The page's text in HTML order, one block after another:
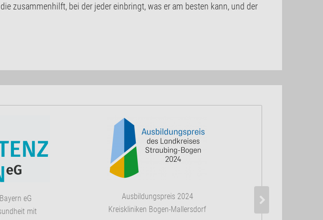
zusammenhilft, bei der jeder einbringt, was er am besten kann, und der
eG
mit
Ausbildungspreis 2024
Kreiskliniken Bogen-Mallersdorf